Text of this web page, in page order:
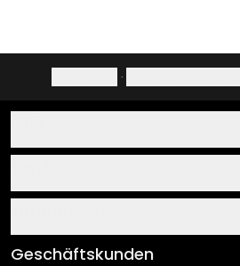
·
Über uns
Klebe- und Montageanleitungen
AGB
Geschäftskunden